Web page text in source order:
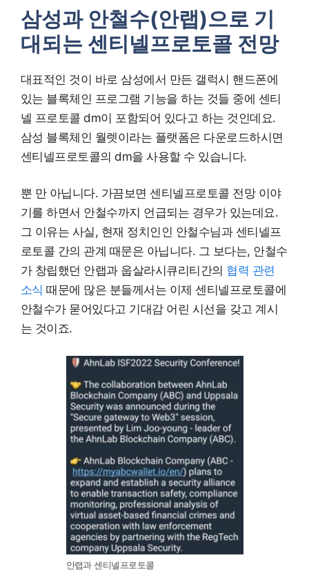
삼성과 안철수(안랩)으로 기
대되는 센티넬프로토콜 전망
대표적인 것이 바로 삼성에서 만든 갤럭시 핸드폰에
있는 블록체인 프로그램 기능을 하는 것들 중에 센티
넬 프로토콜 dm이 포함되어 있다고 하는 것인데요.
삼성 블록체인 월렛이라는 플랫폼은 다운로드하시면
센티넬프로토콜의 dm을 사용할 수 있습니다.
뿐 만 아닙니다. 가끔보면 센티넬프로토콜 전망 이야
기를 하면서 안철수까지 언급되는 경우가 있는데요.
그 이유는 사실, 현재 정치인인 안철수님과 센티넬프
로토콜 간의 관계 때문은 아닙니다. 그 보다는, 안철수
가 창립했던 안랩과 웁살라시큐리티간의 협력 관련
소식 때문에 많은 분들께서는 이제 센티넬프로토콜에
안철수가 묻어있다고 기대감 어린 시선을 갖고 계시
는 것이죠.
안랩과 센티넬프로토콜